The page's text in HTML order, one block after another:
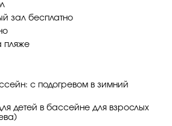
зал бесплатно
пляже
с подогревом в зимний
детей в бассейне для взрослых